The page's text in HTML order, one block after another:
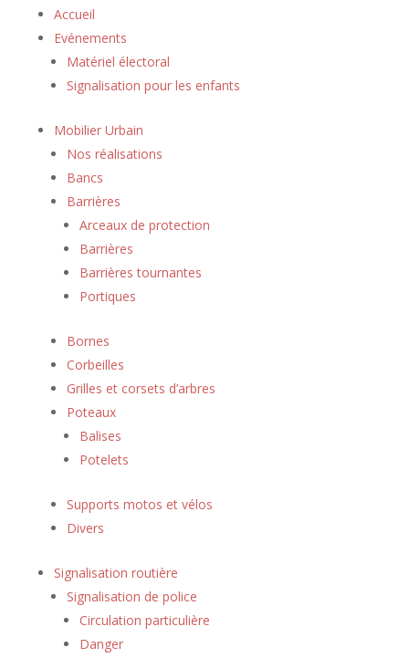
Accueil
Evénements
Matériel électoral
Signalisation pour les enfants
Mobilier Urbain
Nos réalisations
Bancs
Barrières
Arceaux de protection
Barrières
Barrières tournantes
Portiques
Bornes
Corbeilles
Grilles et corsets d’arbres
Poteaux
Balises
Potelets
Supports motos et vélos
Divers
Signalisation routière
Signalisation de police
Circulation particulière
Danger